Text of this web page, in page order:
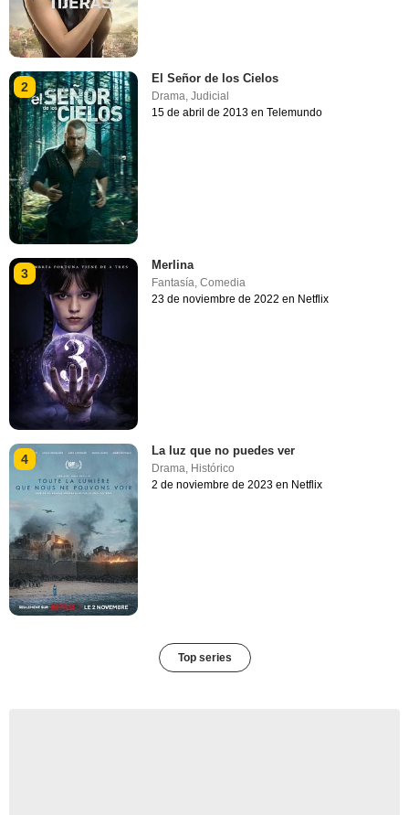
2
El Señor de los Cielos
Drama,Judicial
15 de abril de 2013 en Telemundo
3
Merlina
Fantasía ,Comedia
23 de noviembre de 2022 en Netflix
4
La luz que no puedes ver
Drama, Histórico
2 de noviembre de 2023 en Netflix
Top series